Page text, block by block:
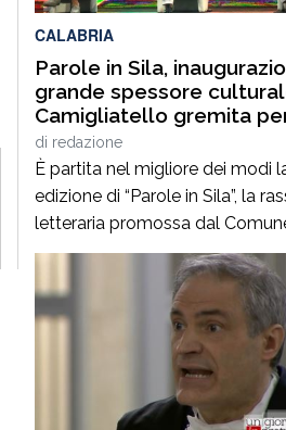
CALABRIA
Parole in Sila,
grande spessore
Camigliatello gremita
Gioffrè e il Procuratore
Stefano Musolino
di redazione
È partita nel migliore dei modi
edizione di “Parole in Sila”, la
letteraria promossa dal
Spezzano della Sila e diretta
giornalista Pasquale Motta, che
agosto porterà a Camigliatello
alcuni tra i più autorevoli
panorama culturale e
italiano. Nella splendida cornice